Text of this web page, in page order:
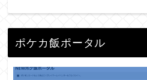
ポケカ飯ポータル